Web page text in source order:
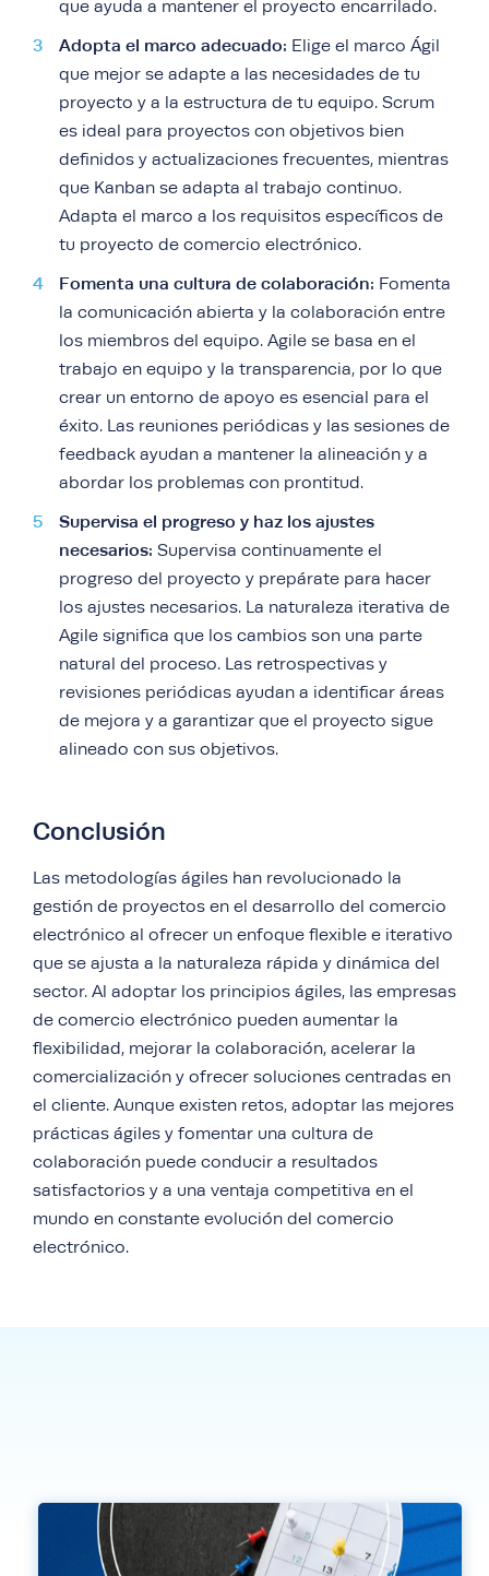
que ayuda a mantener el proyecto encarrilado.
Adopta el marco adecuado: Elige el marco Ágil
que mejor se adapte a las necesidades de tu
proyecto y a la estructura de tu equipo. Scrum
es ideal para proyectos con objetivos bien
definidos y actualizaciones frecuentes, mientras
que Kanban se adapta al trabajo continuo.
Adapta el marco a los requisitos específicos de
tu proyecto de comercio electrónico.
Fomenta una cultura de colaboración: Fomenta
la comunicación abierta y la colaboración entre
los miembros del equipo. Agile se basa en el
trabajo en equipo y la transparencia, por lo que
crear un entorno de apoyo es esencial para el
éxito. Las reuniones periódicas y las sesiones de
feedback ayudan a mantener la alineación y a
abordar los problemas con prontitud.
Supervisa el progreso y haz los ajustes
necesarios: Supervisa continuamente el
progreso del proyecto y prepárate para hacer
los ajustes necesarios. La naturaleza iterativa de
Agile significa que los cambios son una parte
natural del proceso. Las retrospectivas y
revisiones periódicas ayudan a identificar áreas
de mejora y a garantizar que el proyecto sigue
alineado con sus objetivos.
Conclusión
Las metodologías ágiles han revolucionado la
gestión de proyectos en el desarrollo del comercio
electrónico al ofrecer un enfoque flexible e iterativo
que se ajusta a la naturaleza rápida y dinámica del
sector. Al adoptar los principios ágiles, las empresas
de comercio electrónico pueden aumentar la
flexibilidad, mejorar la colaboración, acelerar la
comercialización y ofrecer soluciones centradas en
el cliente. Aunque existen retos, adoptar las mejores
prácticas ágiles y fomentar una cultura de
colaboración puede conducir a resultados
satisfactorios y a una ventaja competitiva en el
mundo en constante evolución del comercio
electrónico.